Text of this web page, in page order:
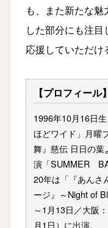
も、また新たな
した部分にも注
応援していただけ
【プロフィール】
1996年10月16日
ほどワイド」月曜
舞』慈伝 日日の
演「SUMMER
20年は「『あんさ
ージ』～Night of
～1月13日／大阪
月1日）に出演。